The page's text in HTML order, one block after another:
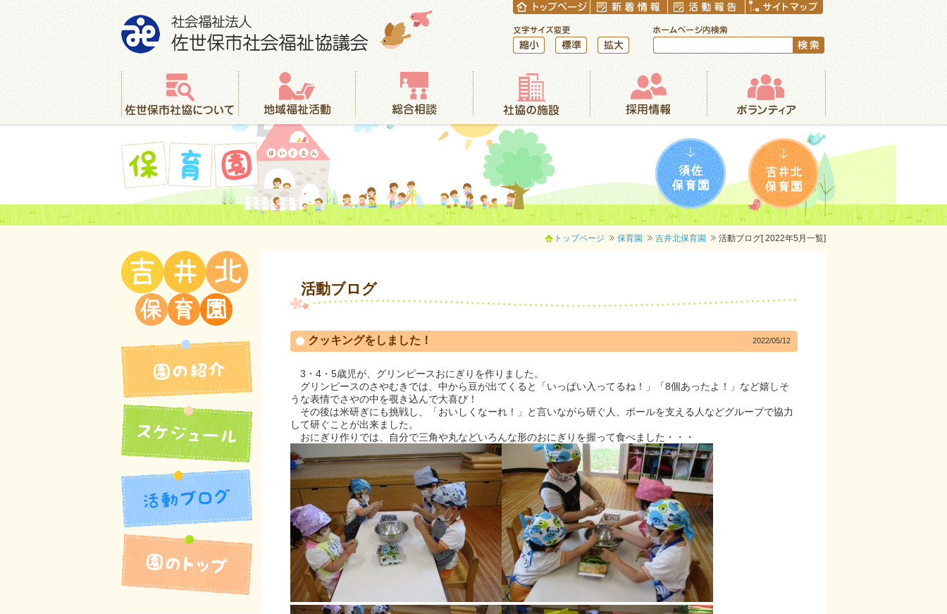
社会福祉法人 佐世保市社会福祉協議会
縮小 標準
佐世保市社協について 地域福祉活動 総合相談 社協の施設 採用情報 ボランティア
須佐保育園 吉井北保育園
トップページ 保育園 吉井北保育園 活動ブログ[ 2022年5月一覧]
活動ブログ
クッキングをしました！ 2022/05/12
3・4・5歳児が、グリンピースおにぎりを作りました。
グリンピースのさやむきでは、中から豆が出てくると「いっぱい入ってるね！」「8個あったよ！」など嬉しそ
うな表情でさやの中を覗き込んで大喜び！
その後は米研ぎにも挑戦し、「おいしくなーれ！」と言いながら研ぐ人、ボールを支える人などグループで協力
して研ぐことが出来ました。
おにぎり作りでは、自分で三角や丸などいろんな形のおにぎりを握って食べました・・・
園の紹介
スケジュール
活動ブログ